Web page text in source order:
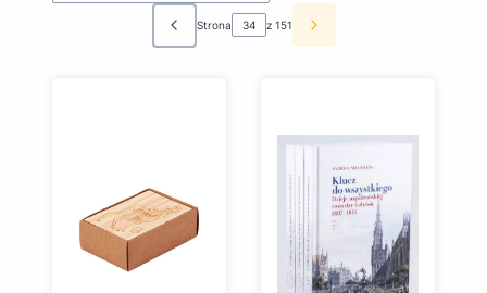
Poprzednie produkty
Strona z 151 Następne produkty